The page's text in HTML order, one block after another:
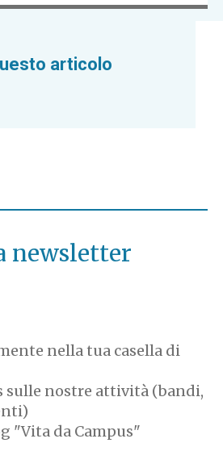
articolo
newsletter
nella tua casella di
sulle nostre attività (bandi,
"Vita da Campus"